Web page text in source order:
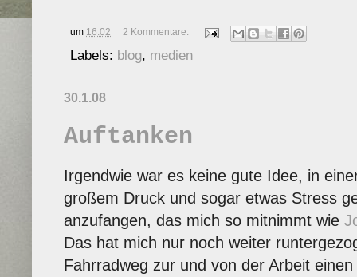
um 16:02 2 Kommentare:
Labels: blog, medien
30.1.08
Auftanken
Irgendwie war es keine gute Idee, in
großem Druck und sogar etwas Stress
anzufangen, das mich so mitnimmt wie
Das hat mich nur noch weiter
Fahrradweg zur und von der Arbeit